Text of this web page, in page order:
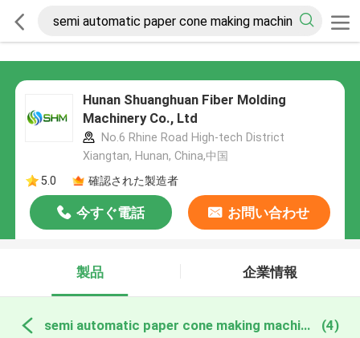
Hunan Shuanghuan Fiber Molding
Machinery Co., Ltd
No.6 Rhine Road High-tech District
Xiangtan, Hunan, China,中国
5.0
確認された製造者
今すぐ電話 お問い合わせ
製品 企業情報
semi automatic paper cone making machine オンライン製造 (4)